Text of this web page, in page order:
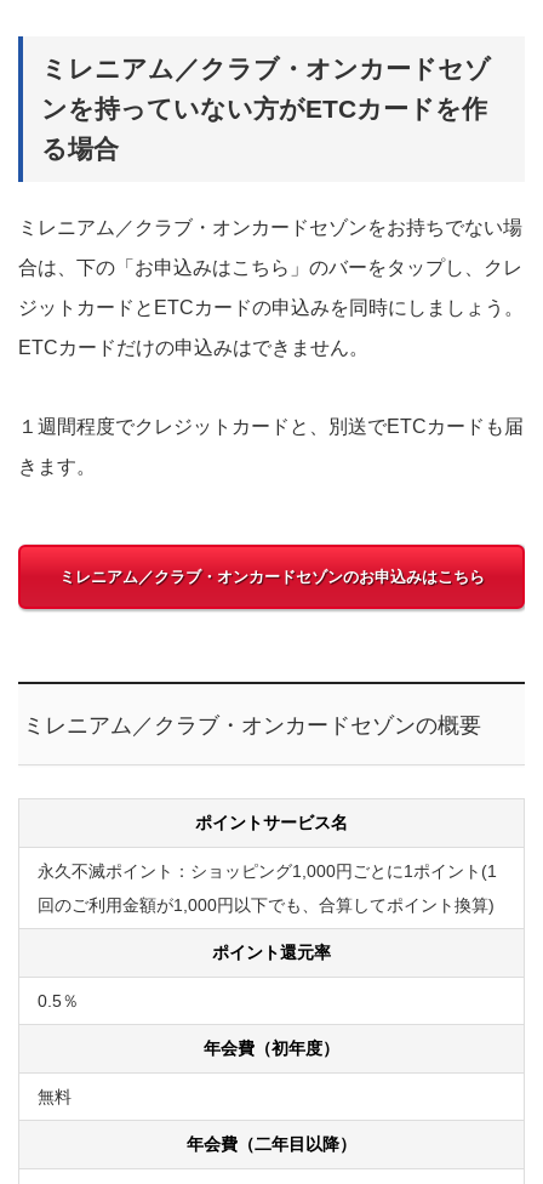
ミレニアム／クラブ・オンカードセゾ
ンを持っていない方がETCカードを作
る場合
ミレニアム／クラブ・オンカードセゾンをお持ちでない場
合は、下の「お申込みはこちら」のバーをタップし、クレ
ジットカードとETCカードの申込みを同時にしましょう。
ETCカードだけの申込みはできません。
１週間程度でクレジットカードと、別送でETCカードも届
きます。
ミレニアム／クラブ・オンカードセゾンのお申込みはこちら
ミレニアム／クラブ・オンカードセゾンの概要
ポイントサービス名
永久不滅ポイント：ショッピング1,000円ごとに1ポイント(1
回のご利用金額が1,000円以下でも、合算してポイント換算)
ポイント還元率
0.5％
年会費（初年度）
無料
年会費（二年目以降）